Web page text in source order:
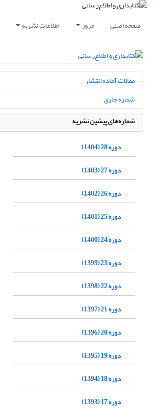
صفحه اصلی مرور اطلاعات نشریه
مقالات آماده انتشار
شماره جاری
شماره‌های پیشین نشریه
دوره 28 (1404)
دوره 27 (1403)
دوره 26 (1402)
دوره 25 (1401)
دوره 24 (1400)
دوره 23 (1399)
دوره 22 (1398)
دوره 21 (1397)
دوره 20 (1396)
دوره 19 (1395)
دوره 18 (1394)
دوره 17 (1393)